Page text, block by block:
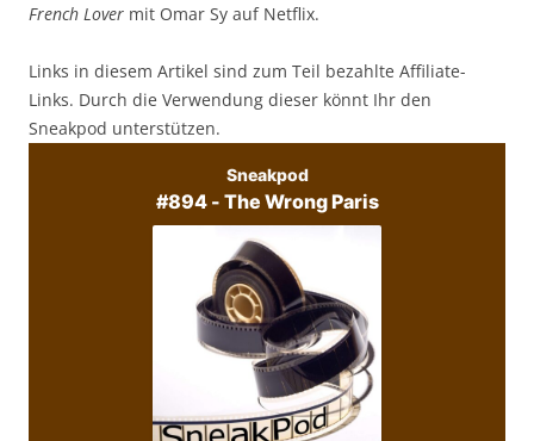
French Lover mit Omar Sy auf Netflix.
Links in diesem Artikel sind zum Teil bezahlte Affiliate-
Links. Durch die Verwendung dieser könnt Ihr den
Sneakpod unterstützen.